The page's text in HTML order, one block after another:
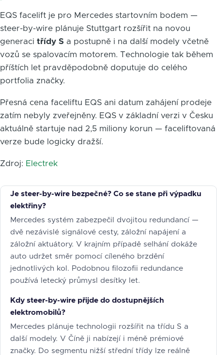
EQS facelift je pro Mercedes startovním bodem —
steer-by-wire plánuje Stuttgart rozšířit na novou
generaci třídy S a postupně i na další modely včetně
vozů se spalovacím motorem. Technologie tak během
příštích let pravděpodobně doputuje do celého
portfolia značky.
Přesná cena faceliftu EQS ani datum zahájení prodeje
zatím nebyly zveřejněny. EQS v základní verzi v Česku
aktuálně startuje nad 2,5 miliony korun — faceliftovaná
verze bude logicky dražší.
Zdroj: Electrek
Je steer-by-wire bezpečné? Co se stane při výpadku
elektřiny?
Mercedes systém zabezpečil dvojitou redundancí —
dvě nezávislé signálové cesty, záložní napájení a
záložní aktuátory. V krajním případě selhání dokáže
auto udržet směr pomocí cíleného brzdění
jednotlivých kol. Podobnou filozofii redundance
používá letecký průmysl desítky let.
Kdy steer-by-wire přijde do dostupnějších
elektromobilů?
Mercedes plánuje technologii rozšířit na třídu S a
další modely. V Číně ji nabízejí i méně prémiové
značky. Do segmentu nižší střední třídy lze reálně